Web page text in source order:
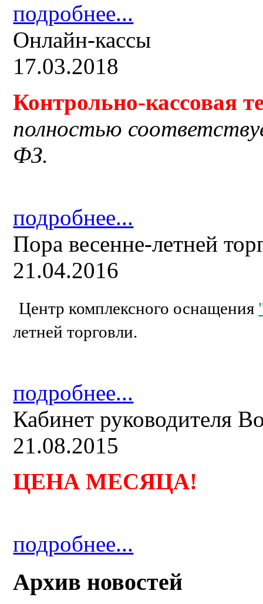
подробнее...
Онлайн-кассы
17.03.2018
Контрольно-кассовая
полностью
ФЗ.
подробнее...
Пора весенне-летней
21.04.2016
Центр комплексного оснащения
летней торговли.
подробнее...
Кабинет руководителя
21.08.2015
ЦЕНА МЕСЯЦА!
подробнее...
Архив новостей